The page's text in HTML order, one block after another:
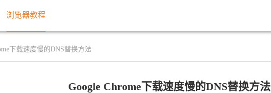
浏览器教程
下载速度慢的DNS替换方法
Google Chrome下载速度慢的DNS替换方法